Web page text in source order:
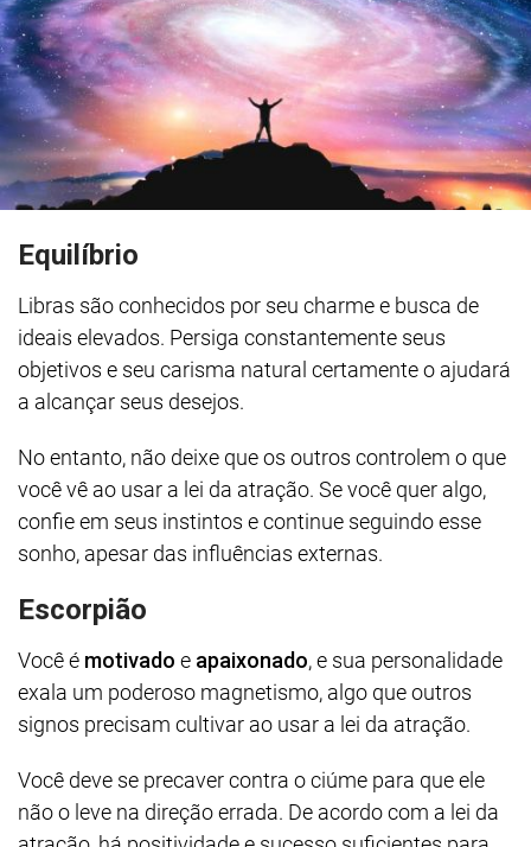
Equilíbrio
Libras são conhecidos por seu charme e busca de
ideais elevados. Persiga constantemente seus
objetivos e seu carisma natural certamente o ajudará
a alcançar seus desejos.
No entanto, não deixe que os outros controlem o que
você vê ao usar a lei da atração. Se você quer algo,
confie em seus instintos e continue seguindo esse
sonho, apesar das influências externas.
Escorpião
Você é motivado e apaixonado, e sua personalidade
exala um poderoso magnetismo, algo que outros
signos precisam cultivar ao usar a lei da atração.
Você deve se precaver contra o ciúme para que ele
não o leve na direção errada. De acordo com a lei da